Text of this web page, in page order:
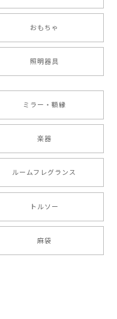
おもちゃ
照明器具
ミラー・額縁
楽器
ルームフレグランス
トルソー
麻袋